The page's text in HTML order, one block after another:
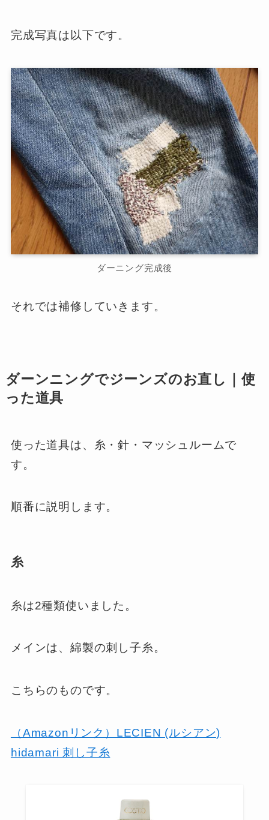
完成写真は以下です。
ダーニング完成後
それでは補修していきます。
ダーンニングでジーンズのお直し｜使
った道具
使った道具は、糸・針・マッシュルームで
す。
順番に説明します。
糸
糸は2種類使いました。
メインは、綿製の刺し子糸。
こちらのものです。
（Amazonリンク）LECIEN (ルシアン)
hidamari 刺し子糸